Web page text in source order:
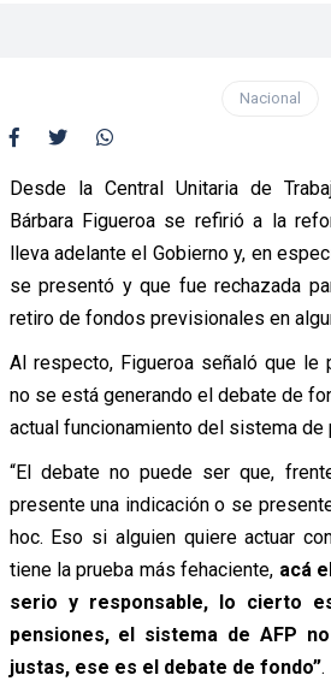
Nacional
Desde la Central Unitaria de
Bárbara Figueroa se refirió a la
lleva adelante el Gobierno y, en
se presentó y que fue rechazada
retiro de fondos previsionales en
Al respecto, Figueroa señaló que le
no se está generando el debate de
actual funcionamiento del sistema de
“El debate no puede ser que,
presente una indicación o se
hoc. Eso si alguien quiere actuar
tiene la prueba más fehaciente, acá
serio y responsable, lo cierto
pensiones, el sistema de AFP
justas, ese es el debate de fondo”.